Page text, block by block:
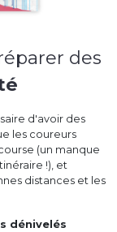
des
d'avoir des
les coureurs
(un manque
!), et
distances et les
dénivelés